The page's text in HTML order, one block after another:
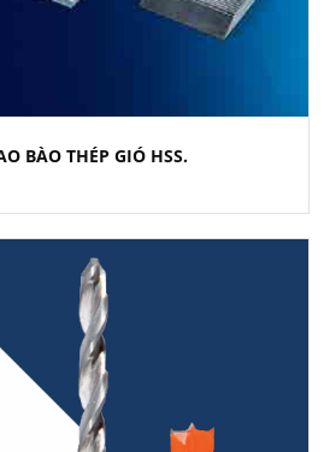
BÀO THÉP GIÓ HSS.